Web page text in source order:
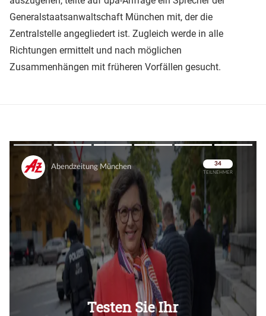
Generalstaatsanwaltschaft München mit, der die
Zentralstelle angegliedert ist. Zugleich werde in alle
Richtungen ermittelt und nach möglichen
Zusammenhängen mit früheren Vorfällen gesucht.
Überspringen
Überspringen